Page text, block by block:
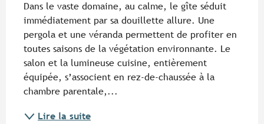
Dans le vaste domaine, au calme, le gîte séduit
immédiatement par sa douillette allure. Une
pergola et une véranda permettent de profiter en
toutes saisons de la végétation environnante. Le
salon et la lumineuse cuisine, entièrement
équipée, s’associent en rez-de-chaussée à la
chambre parentale,...
Lire la suite